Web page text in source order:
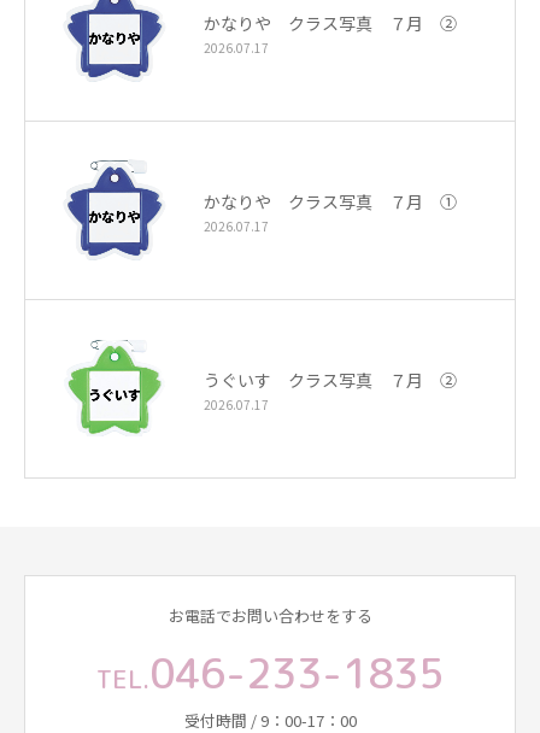
かなりや クラス写真 ７月 ②
2026.07.17
かなりや クラス写真 ７月 ①
2026.07.17
うぐいす クラス写真 ７月 ②
2026.07.17
お電話でお問い合わせをする
TEL.046-233-1835
受付時間 / 9：00-17：00